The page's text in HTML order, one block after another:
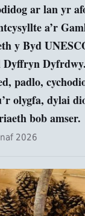
ar lan yr
a’r
y Byd
padlo,
olygfa, dylai
bob amser.
2026